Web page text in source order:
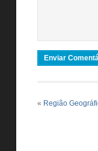
« Região